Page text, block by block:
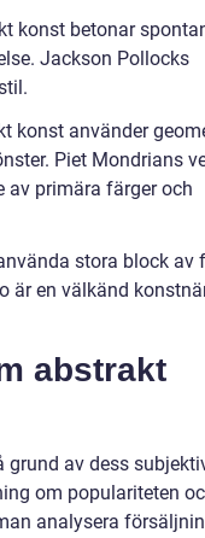
konst betonar
Jackson Pollocks
konst använder
Piet Mondrians
av primära färger och
stora block av
är en välkänd
abstrakt
av dess
om populariteten
analysera